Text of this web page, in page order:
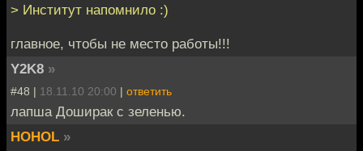
> Институт напомнило :)
главное, чтобы не место работы!!!
Y2K8 »
#48 | 18.11.10 20:00 | ответить
лапша Доширак с зеленью.
HOHOL »